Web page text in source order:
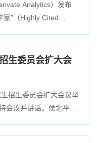
烈欢迎，并向获奖同学
际学生在学业上的卓越
Analytics）发布
家”（Highly Cited
高被引科学家。刘艳明
凝土材料、固废资源化
Case Stud Constr Mat
发表学术论文27篇，以
生委员会扩大会
招生委员会扩大会议举
会议并讲话。侯北平传
报我校目前的研招工作